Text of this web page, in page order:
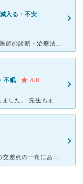
入る・不安
[症状・来院理由] 不眠症がきっかけでした [医師の診断・治療法] 投薬を主にしていますが、日常生活の中での自分の存在を一緒に考えてくれるなど、カウンセリングを受けています。 [感想・費用・待
不眠
4.0
●症状 少し前、東京に住んでいた時に来院しました。 先生もまだ、代わっていない様ですので、口コミ致しました。 大学院を出て、研究関係の職場で働き始めました。 仕事に慣れないせいもあり、
もう５年ぐらい通っています。本郷三丁目の交差点の一角にあるビルの３階で、清潔で静かな落ち着いた雰囲気で安心できます。先生も親身に話を聞いてくれて満足しています。余計な検査はないし、薬も症状に応じて加減